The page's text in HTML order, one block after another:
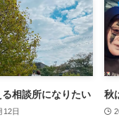
相談所になりたい
12日
秋